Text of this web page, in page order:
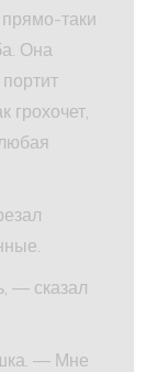
таки
Она
грохочет,
— сказал
— Мне